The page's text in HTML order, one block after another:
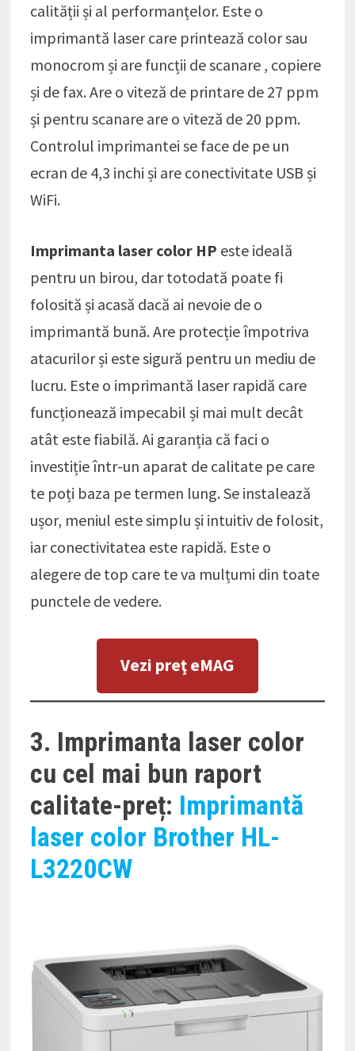
calității și al performanțelor. Este o
imprimantă laser care printează color sau
monocrom și are funcții de scanare , copiere
și de fax. Are o viteză de printare de 27 ppm
și pentru scanare are o viteză de 20 ppm.
Controlul imprimantei se face de pe un
ecran de 4,3 inchi și are conectivitate USB și
WiFi.
Imprimanta laser color HP este ideală
pentru un birou, dar totodată poate fi
folosită și acasă dacă ai nevoie de o
imprimantă bună. Are protecție împotriva
atacurilor și este sigură pentru un mediu de
lucru. Este o imprimantă laser rapidă care
funcționează impecabil și mai mult decât
atât este fiabilă. Ai garanția că faci o
investiție într-un aparat de calitate pe care
te poți baza pe termen lung. Se instalează
ușor, meniul este simplu și intuitiv de folosit,
iar conectivitatea este rapidă. Este o
alegere de top care te va mulțumi din toate
punctele de vedere.
Vezi preţ eMAG
3. Imprimanta laser color
cu cel mai bun raport
calitate-preț: Imprimantă
laser color Brother HL-
L3220CW